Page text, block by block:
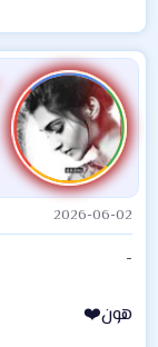
2026-06-02
-
هون❤️